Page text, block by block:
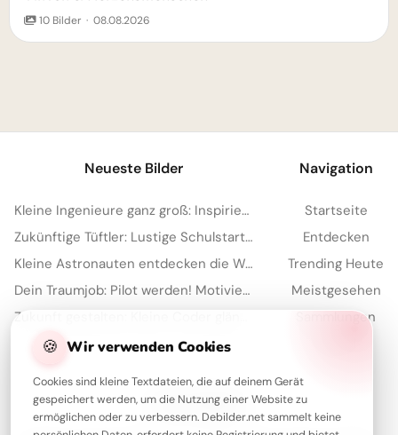
10 Bilder · 08.08.2026
🍪 Wir verwenden Cookies
Cookies sind kleine Textdateien, die auf deinem Gerät
gespeichert werden, um die Nutzung einer Website zu
ermöglichen oder zu verbessern. Debilder.net sammelt keine
Neueste Bilder
Kleine Ingenieure ganz groß: Inspirierende Schulstart-Bilder für WhatsApp!
Zukünftige Tüftler: Lustige Schulstart-Grüße für Facebook
Kleine Astronauten entdecken die Welt: Schulstart-Bilder für YouTube
Dein Traumjob: Pilot werden! Motivierende Bilder für YouTube
Navigation
Startseite
Entdecken
Trending Heute
Meistgesehen
Sammlungen
Über Debilder